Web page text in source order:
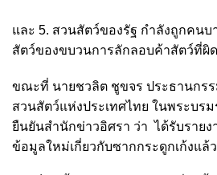
และ 5. สวนสัตว์ของรัฐ กำลังถูกคนบ
สัตว์ของขบวนการลักลอบค้าสัตว์
ขณะที่ นายชวลิต ชูขจร ประธานกรร
สวนสัตว์แห่งประเทศไทย ในพระบ
ยืนยันสำนักข่าวอิศรา ว่า ได้รับรายง
ข้อมูลใหม่เกี่ยวกับซากกระดูกเก้งแล้